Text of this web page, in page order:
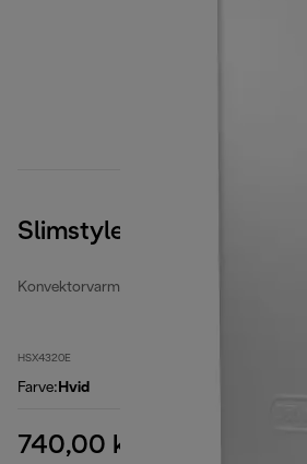
Slimstyle
Konvektorvarmere
HSX4320E
Farve: Hvid
740,00 kr.